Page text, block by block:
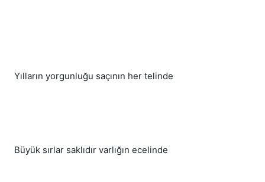
Yılların yorgunluğu saçının her telinde
Büyük sırlar saklıdır varlığın ecelinde